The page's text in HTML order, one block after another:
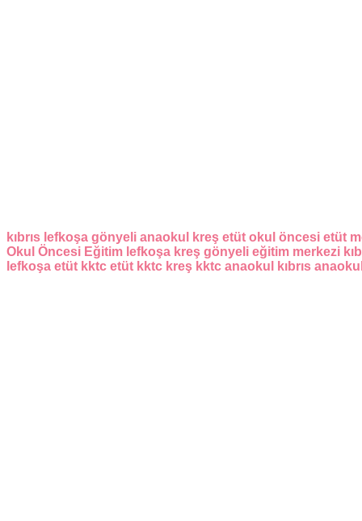
kıbrıs lefkoşa gönyeli anaokul kreş etüt okul öncesi etüt
Okul Öncesi Eğitim lefkoşa kreş gönyeli eğitim merkezi
lefkoşa etüt kktc etüt kktc kreş kktc anaokul kıbrıs